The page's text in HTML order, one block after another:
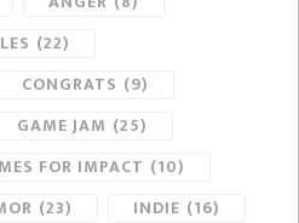
(22)
CONGRATS (9)
GAME JAM (25)
FOR IMPACT (10)
(23) INDIE (16)